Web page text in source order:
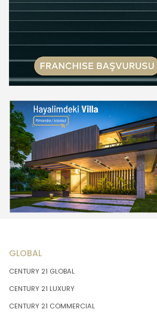
GLOBAL
CENTURY 21 GLOBAL
CENTURY 21 LUXURY
CENTURY 21 COMMERCIAL